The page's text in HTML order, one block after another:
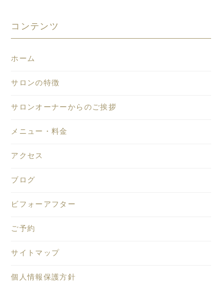
コンテンツ
ホーム
サロンの特徴
サロンオーナーからのご挨拶
メニュー・料金
アクセス
ブログ
ビフォーアフター
ご予約
サイトマップ
個人情報保護方針